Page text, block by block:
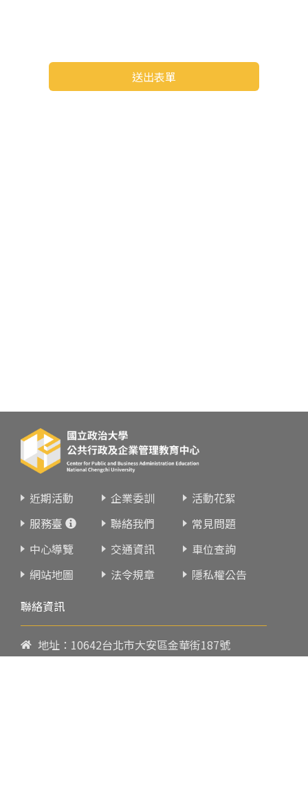
送出表單
近期活動 企業委訓
活動花絮
服務臺
聯絡我們
常見問題
中心導覽
交通資訊
車位查詢
網站地圖
法令規章
隱私權公告
聯絡資訊
地址：10642台北市大安區金華街187號